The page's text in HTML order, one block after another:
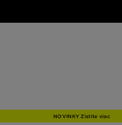
NOVINKY Zistite viac